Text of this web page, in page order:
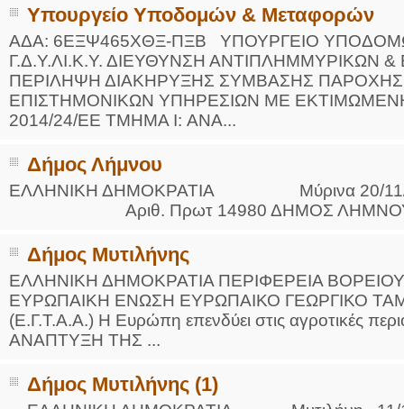
Υπουργείο Υποδομών & Μεταφορών
ΑΔΑ: 6ΕΞΨ465ΧΘΞ-ΠΞΒ ΥΠΟΥΡΓΕΙΟ
Γ.Δ.Υ.ΛΙ.Κ.Υ. ΔΙΕΥΘΥΝΣΗ ΑΝΤΙΠΛΗΜΜΥΡΙΚΩΝ
ΠΕΡΙΛΗΨΗ ΔΙΑΚΗΡΥΞΗΣ ΣΥΜΒΑΣΗΣ
ΕΠΙΣΤΗΜΟΝΙΚΩΝ ΥΠΗΡΕΣΙΩΝ ΜΕ
2014/24/ΕΕ ΤΜΗΜΑ I: ΑΝΑ...
Δήμος Λήμνου
ΕΛΛΗΝΙΚΗ ΔΗΜΟΚΡΑΤΙΑ Μύρινα 20/
Αριθ. Πρωτ 14980 ΔΗΜΟΣ
Δήμος Μυτιλήνης
ΕΛΛΗΝΙΚΗ ΔΗΜΟΚΡΑΤΙΑ ΠΕΡΙΦΕΡΕΙΑ
ΕΥΡΩΠΑΙΚΗ ΕΝΩΣΗ ΕΥΡΩΠΑΙΚΟ ΓΕΩΡΓΙΚΟ
(Ε.Γ.Τ.Α.Α.) Η Ευρώπη επενδύει στις αγροτικές
ΑΝΑΠΤΥΞΗ ΤΗΣ ...
Δήμος Μυτιλήνης (1)